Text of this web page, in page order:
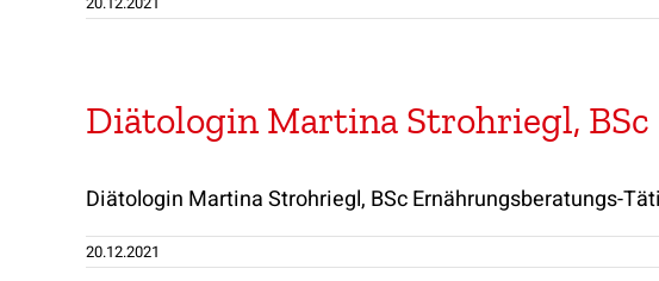
Diätologin Martina Strohriegl, BSc
Diätologin Martina Strohriegl, BSc Ernährungsberatungs-
20.12.2021